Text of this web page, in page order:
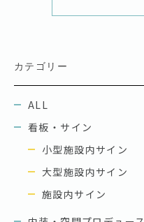
カテゴリー
ALL
看板・サイン
小型施設内サイン
大型施設内サイン
施設内サイン